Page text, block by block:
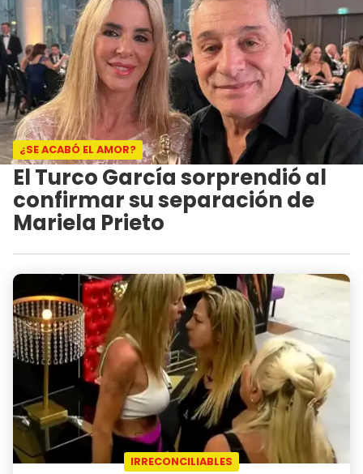
¿SE ACABÓ EL AMOR?
El Turco García sorprendió al
confirmar su separación de
Mariela Prieto
IRRECONCILIABLES